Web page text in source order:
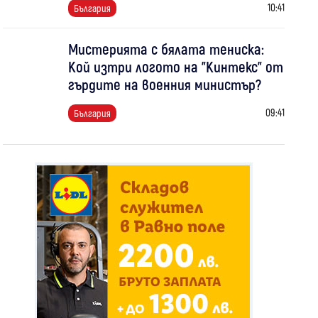
България 10:41
Мистерията с бялата тениска:
Кой изтри логото на "Кинтекс" от
гърдите на военния министър?
България 09:41